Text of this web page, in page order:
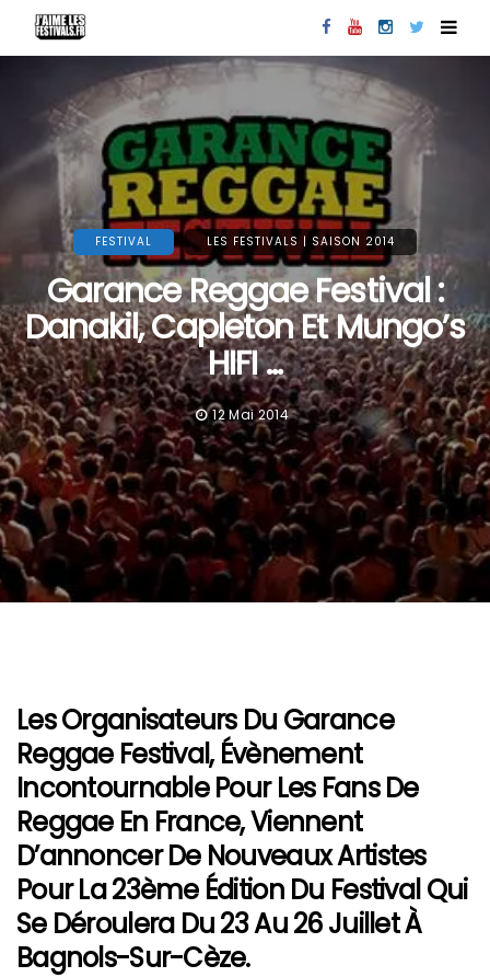
FESTIVAL LES FESTIVALS | SAISON 2014
Garance Reggae Festival :
Danakil, Capleton Et Mungo’s
HIFI …
12 Mai 2014
Les Organisateurs Du Garance
Reggae Festival, Évènement
Incontournable Pour Les Fans De
ReggaeEn France, Viennent
D’annoncer De Nouveaux Artistes
Pour La 23ème Édition Du Festival Qui
Se Déroulera Du 23 Au 26 Juillet À
Bagnols-Sur-Cèze.